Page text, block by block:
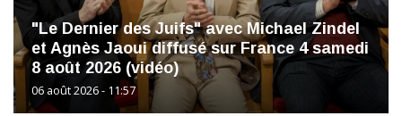
"Le Dernier des Juifs" avec Michael Zindel
et Agnès Jaoui diffusé sur France 4 samedi
8 août 2026 (vidéo)
06 août 2026 - 11:57